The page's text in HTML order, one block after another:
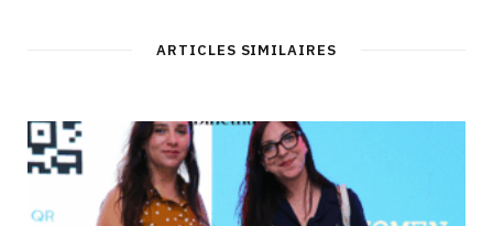
ARTICLES SIMILAIRES